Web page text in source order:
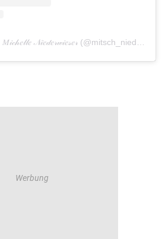
Ein Beitrag geteilt von 𝑀𝒾𝒸𝒽𝑒𝓁𝓁𝑒 𝒩𝒾𝑒𝒹𝑒𝓇𝓌𝒾𝑒𝓈𝑒𝓇 (@mitsch_niederwieser)